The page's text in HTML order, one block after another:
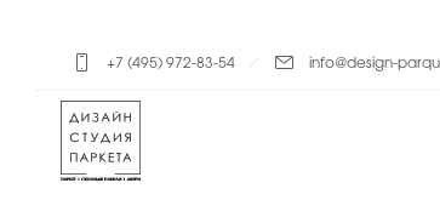
+7 (495) 972-83-54 info@design-